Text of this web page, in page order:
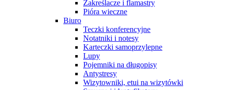
Zakreślacze i flamastry
Pióra wieczne
Biuro
Teczki konferencyjne
Notatniki i notesy
Karteczki samoprzylepne
Lupy
Pojemniki na długopisy
Antystresy
Wizytowniki, etui na wizytówki